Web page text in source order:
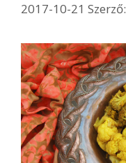
2017-10-21 Szerző: